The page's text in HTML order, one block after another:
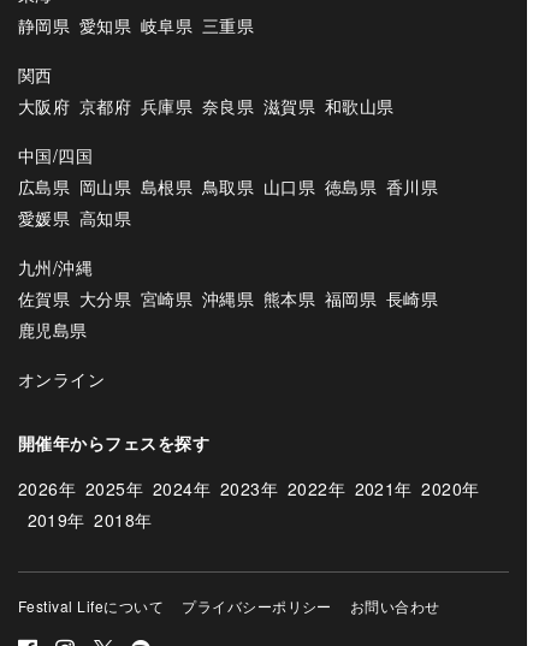
静岡県 愛知県 岐阜県 三重県
関西
大阪府 京都府 兵庫県 奈良県 滋賀県 和歌山県
中国/四国
広島県 岡山県 島根県 鳥取県 山口県 徳島県 香川県
愛媛県 高知県
九州/沖縄
佐賀県 大分県 宮崎県 沖縄県 熊本県 福岡県 長崎県
鹿児島県
オンライン
開催年からフェスを探す
2026年 2025年 2024年 2023年 2022年 2021年 2020年
2019年 2018年
Festival Lifeについて プライバシーポリシー お問い合わせ